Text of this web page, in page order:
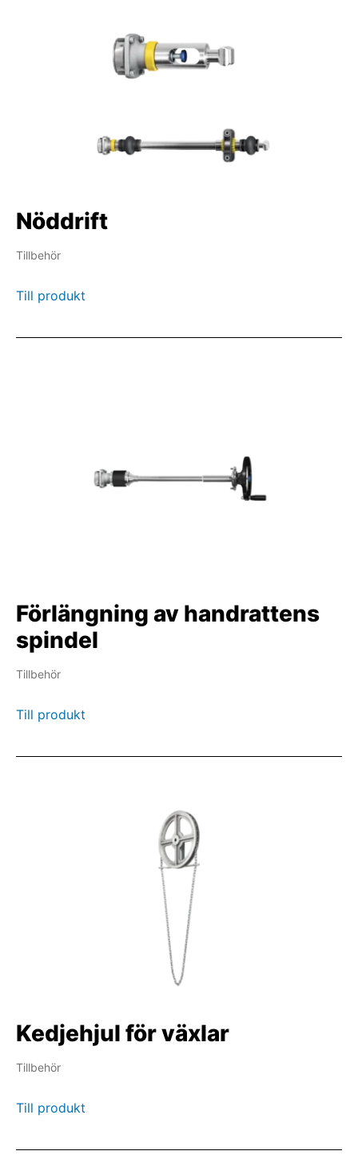
Nöddrift
Tillbehör
Till produkt
Förlängning av handrattens
spindel
Tillbehör
Till produkt
Kedjehjul för växlar
Tillbehör
Till produkt